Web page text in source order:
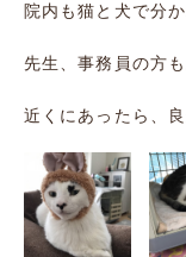
院内も猫と犬で分
先生、事務員の方
近くにあったら、